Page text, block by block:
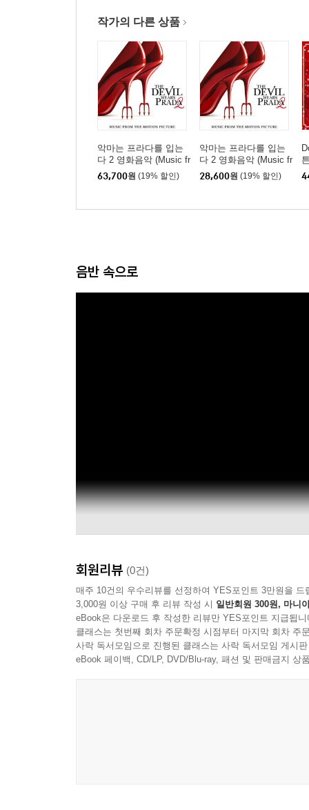
작가의 다른 상품
악마는 프라다를 입는
다 2 영화음악 (Music fr
om the Motion Picture
The Devil Wears Prada
63,700원 (19% 할인)
악마는 프라다를 입는
다 2 영화음악 (Music fr
om the Motion Picture
The Devil Wears Prada
28,600원 (19% 할인)
음반 속으로
회원리뷰 (0건)
매주 10건의 우수리뷰를 선정하여 YES포인트 3만원을 드
3,000원 이상 구매 후 리뷰 작성 시 일반회원 300원, 마니
eBook은 다운로드 후 작성한 리뷰만 YES포인트 지급됩니
클래스는 첫번째 회차 주문확정 시점부터 마지막 회차 주
사락 독서모임으로 진행된 클래스는 사락 독서모임 게시
eBook 페이백, CD/LP, DVD/Blu-ray, 패션 및 판매금지 상